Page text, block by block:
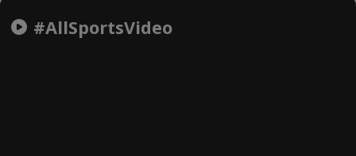
#AllSportsVideo